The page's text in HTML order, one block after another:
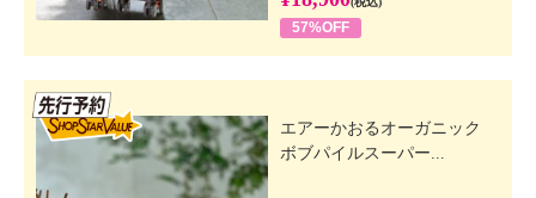
57%OFF
エアーかおるオーガニック
ボブパイルスーパー...